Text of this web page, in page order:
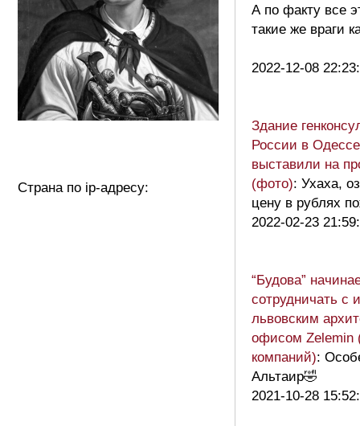
Страна по ip-адресу:
А по факту все
такие же враги
2022-12-08
Здание
России в Одессе
выставили на
(фото): Ухаха,
цену в рублях
2022-02-23
“Будова”
сотрудничать с
львовским
офисом Zelemin
компаний):
Альтаир🤣
2021-10-28